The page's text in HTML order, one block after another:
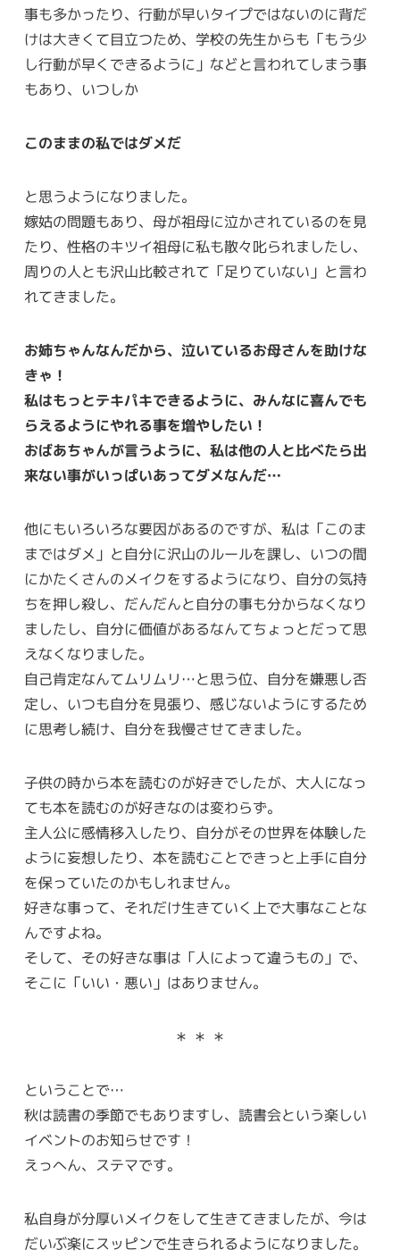
事も多かったり、行動が早いタイプではないのに背だ
けは大きくて目立つため、学校の先生からも「もう少
し行動が早くできるように」などと言われてしまう事
もあり、いつしか
このままの私ではダメだ
と思うようになりました。
嫁姑の問題もあり、母が祖母に泣かされているのを見
たり、性格のキツイ祖母に私も散々叱られましたし、
周りの人とも沢山比較されて「足りていない」と言わ
れてきました。
お姉ちゃんなんだから、泣いているお母さんを助けな
きゃ！
私はもっとテキパキできるように、みんなに喜んでも
らえるようにやれる事を増やしたい！
おばあちゃんが言うように、私は他の人と比べたら出
来ない事がいっぱいあってダメなんだ…
他にもいろいろな要因があるのですが、私は「このま
まではダメ」と自分に沢山のルールを課し、いつの間
にかたくさんのメイクをするようになり、自分の気持
ちを押し殺し、だんだんと自分の事も分からなくなり
ましたし、自分に価値があるなんてちょっとだって思
えなくなりました。
自己肯定なんてムリムリ…と思う位、自分を嫌悪し否
定し、いつも自分を見張り、感じないようにするため
に思考し続け、自分を我慢させてきました。
子供の時から本を読むのが好きでしたが、大人になっ
ても本を読むのが好きなのは変わらず。
主人公に感情移入したり、自分がその世界を体験した
ように妄想したり、本を読むことできっと上手に自分
を保っていたのかもしれません。
好きな事って、それだけ生きていく上で大事なことな
んですよね。
そして、その好きな事は「人によって違うもの」で、
そこに「いい・悪い」はありません。
＊ ＊ ＊
ということで…
秋は読書の季節でもありますし、読書会という楽しい
イベントのお知らせです！
えっへん、ステマです。
私自身が分厚いメイクをして生きてきましたが、今は
だいぶ楽にスッピンで生きられるようになりました。